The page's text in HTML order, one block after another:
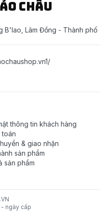
Châu
B'lao, Lâm Đồng - Thành phố
thông tin khách hàng
toán
& giao nhận
sản phẩm
sản phẩm
- ngày cấp